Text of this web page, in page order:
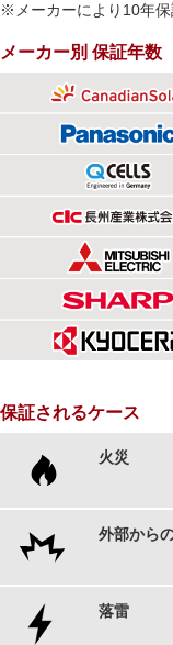
※メーカーにより10年保
メーカー別 保証年数
保証されるケース
火災
外部から
落雷